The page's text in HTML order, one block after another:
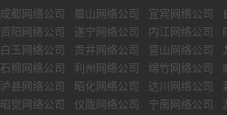
成都网络公司 眉山网络公司 宜宾网络公司
资阳网络公司 遂宁网络公司 内江网络公司
白玉网络公司 贡井网络公司 营山网络公司
石棉网络公司 利州网络公司 绵竹网络公司
泸县网络公司 昭化网络公司 达川网络公司
昭觉网络公司 仪陇网络公司 宁南网络公司